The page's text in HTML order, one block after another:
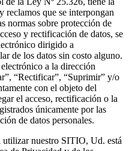
reclamos que se interpongan
normas sobre protección de
y rectificación de datos, se
dirigido a
de los datos sin costo alguno.
a la dirección
“Rectificar”, “Suprimir” y/o
con el objeto del
el acceso, rectificación o la
únicamente por las
de datos personales.
nuestro SITIO, Ud. está